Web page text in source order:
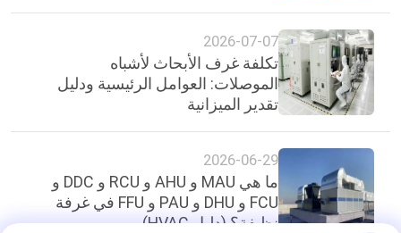
2026-07-07
تكلفة غرف الأبحاث لأشباه
الموصلات: العوامل الرئيسية ودليل
تقدير الميزانية
2026-06-29
ما هي MAU و AHU و RCU و DDC و
FCU و DHU و PAU و FFU في غرفة
نظيفة؟ (دليل HVAC)